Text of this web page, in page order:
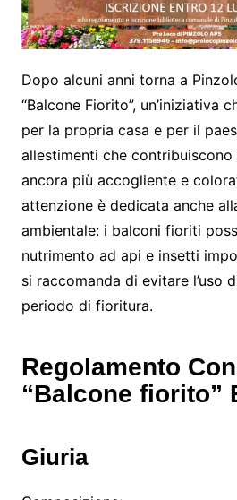
Dopo alcuni anni torna a
“Balcone Fiorito”, un’iniziativa
per la propria casa e per il
allestimenti che contribuiscono
ancora più accogliente e
attenzione è dedicata anche
ambientale: i balconi fioriti
nutrimento ad api e insetti
si raccomanda di evitare l’uso
periodo di fioritura.
Regolamento
“Balcone fiorito”
Giuria